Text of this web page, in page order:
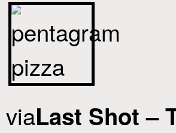
viaLast Shot –